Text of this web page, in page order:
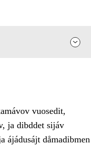
vuosedit,
ja dibddet sijáv
ájádusájt dåmadibmen